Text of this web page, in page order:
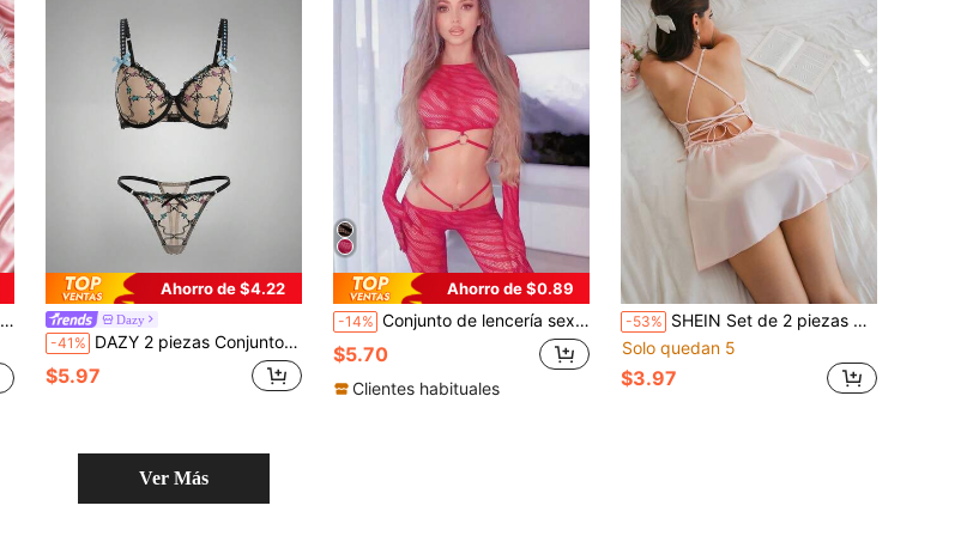
Ahorro de $4.22
Dazy
-41% DAZY 2 piezas Conjunto de sujetador y panty transparente con parches de encaje colorido, lencería sexy para mujer
$5.97
Ahorro de $0.89
-14% Conjunto de lencería sexy para mujer que incluye pantalones de cintura baja y top ultra corto, adecuado para bares, fiestas y galas, resalta la figura perfecta, con un diseño salvaje, sexy y cautivador, sutil pero seductor
$5.70
Clientes habituales
-53% SHEIN Set de 2 piezas Camisón de satén con espalda descubierta y lazo + Tanga para mujeres
Solo quedan 5
$3.97
Ver Más